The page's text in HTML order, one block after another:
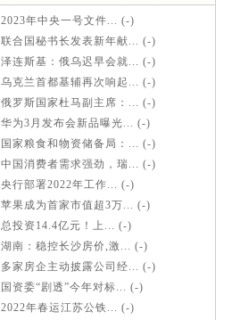
2023年中央一号文件... (-)
联合国秘书长发表新年献... (-)
泽连斯基：俄乌迟早会就... (-)
乌克兰首都基辅再次响起... (-)
俄罗斯国家杜马副主席：... (-)
华为3月发布会新品曝光... (-)
国家粮食和物资储备局：... (-)
中国消费者需求强劲，瑞... (-)
央行部署2022年工作... (-)
苹果成为首家市值超3万... (-)
总投资14.4亿元！上... (-)
湖南：稳控长沙房价,激... (-)
多家房企主动披露公司经... (-)
国资委“剧透”今年对标... (-)
2022年春运江苏公铁... (-)